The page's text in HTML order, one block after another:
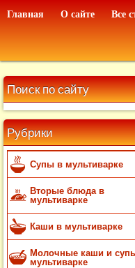
Главная О сайте Все
Поиск по сайту
Рубрики
Супы в мультиварке
Вторые блюда в
мультиварке
Каши в мультиварке
Молочные каши и
мультиварке